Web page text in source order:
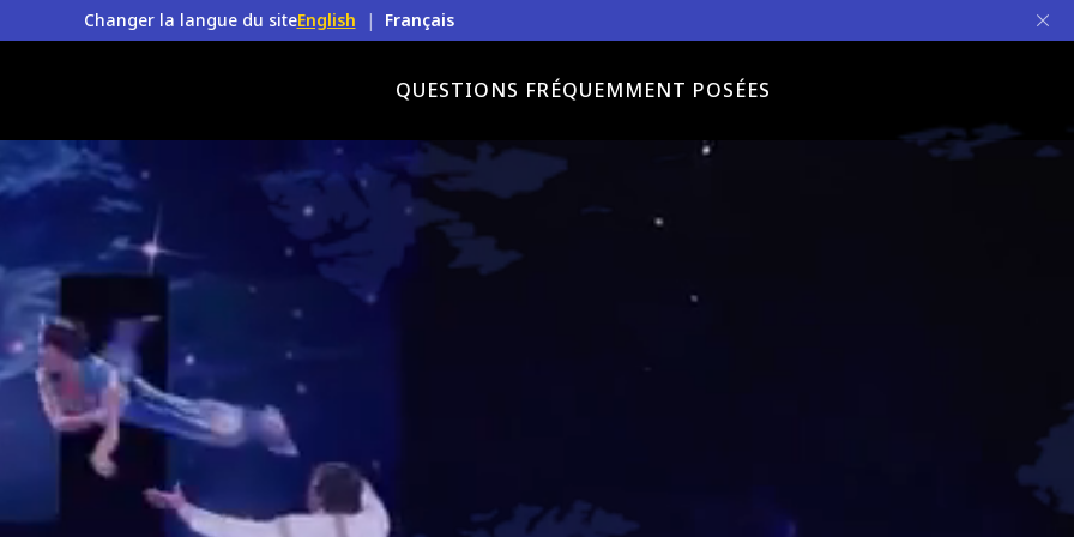
Changer la langue du siteEnglish | Français
QUESTIONS FRÉQUEMMENT POSÉES